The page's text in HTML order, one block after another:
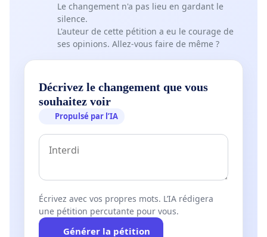
Le changement n'a pas lieu en gardant le
silence.
L'auteur de cette pétition a eu le courage de
ses opinions. Allez-vous faire de même ?
Décrivez le changement que vous
souhaitez voir
Propulsé par l’IA
Écrivez avec vos propres mots. L’IA rédigera
une pétition percutante pour vous.
Générer la pétition